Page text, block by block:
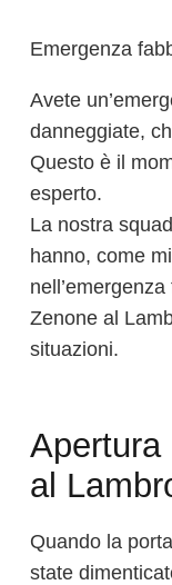
Emergenza
Avete
danneggiate,
Questo è il
esperto.
La nostra
hanno, come
Zenone al
situazioni.
Apertura
al
Quando la
state